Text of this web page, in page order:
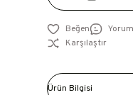
Karşılaştır
Ürün Bilgisi